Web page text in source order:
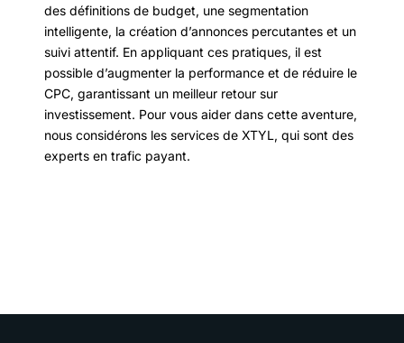
des définitions de budget, une segmentation
intelligente, la création d’annonces percutantes et un
suivi attentif. En appliquant ces pratiques, il est
possible d’augmenter la performance et de réduire le
CPC, garantissant un meilleur retour sur
investissement. Pour vous aider dans cette aventure,
nous considérons les services de XTYL, qui sont des
experts en trafic payant.